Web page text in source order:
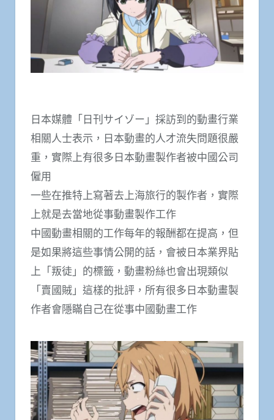
日本媒體「日刊サイゾー」採訪到的動畫行業
相關人士表示，日本動畫的人才流失問題很嚴
重，實際上有很多日本動畫製作者被中國公司
僱用
一些在推特上寫著去上海旅行的製作者，實際
上就是去當地從事動畫製作工作
中國動畫相關的工作每年的報酬都在提高，但
是如果將這些事情公開的話，會被日本業界貼
上「叛徒」的標籤，動畫粉絲也會出現類似
「賣國賊」這樣的批評，所有很多日本動畫製
作者會隱瞞自己在從事中國動畫工作